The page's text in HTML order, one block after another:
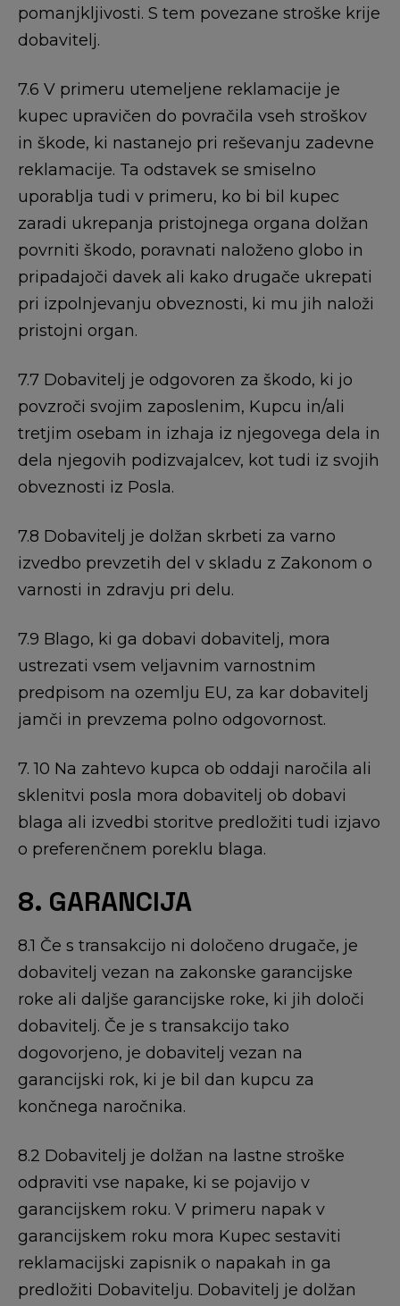
pomanjkljivosti. S tem povezane stroške krije
dobavitelj.
7.6 V primeru utemeljene reklamacije je
kupec upravičen do povračila vseh stroškov
in škode, ki nastanejo pri reševanju zadevne
reklamacije. Ta odstavek se smiselno
uporablja tudi v primeru, ko bi bil kupec
zaradi ukrepanja pristojnega organa dolžan
povrniti škodo, poravnati naloženo globo in
pripadajoči davek ali kako drugače ukrepati
pri izpolnjevanju obveznosti, ki mu jih naloži
pristojni organ.
7.7 Dobavitelj je odgovoren za škodo, ki jo
povzroči svojim zaposlenim, Kupcu in/ali
tretjim osebam in izhaja iz njegovega dela in
dela njegovih podizvajalcev, kot tudi iz svojih
obveznosti iz Posla.
7.8 Dobavitelj je dolžan skrbeti za varno
izvedbo prevzetih del v skladu z Zakonom o
varnosti in zdravju pri delu.
7.9 Blago, ki ga dobavi dobavitelj, mora
ustrezati vsem veljavnim varnostnim
predpisom na ozemlju EU, za kar dobavitelj
jamči in prevzema polno odgovornost.
7. 10 Na zahtevo kupca ob oddaji naročila ali
sklenitvi posla mora dobavitelj ob dobavi
blaga ali izvedbi storitve predložiti tudi izjavo
o preferenčnem poreklu blaga.
8. GARANCIJA
8.1 Če s transakcijo ni določeno drugače, je
dobavitelj vezan na zakonske garancijske
roke ali daljše garancijske roke, ki jih določi
dobavitelj. Če je s transakcijo tako
dogovorjeno, je dobavitelj vezan na
garancijski rok, ki je bil dan kupcu za
končnega naročnika.
8.2 Dobavitelj je dolžan na lastne stroške
odpraviti vse napake, ki se pojavijo v
garancijskem roku. V primeru napak v
garancijskem roku mora Kupec sestaviti
reklamacijski zapisnik o napakah in ga
predložiti Dobavitelju. Dobavitelj je dolžan